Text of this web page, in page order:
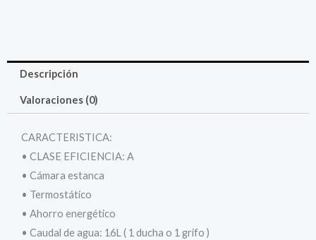
Descripción
Valoraciones (0)
CARACTERISTICA:
• CLASE EFICIENCIA: A
• Cámara estanca
• Termostático
• Ahorro energético
• Caudal de agua: 16L ( 1 ducha o 1 grifo )